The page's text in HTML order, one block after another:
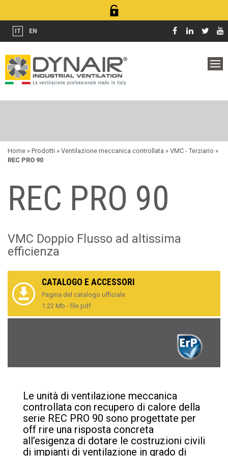
IT EN
Home » Prodotti » Ventilazione meccanica controllata » VMC - Terziario »
REC PRO 90
REC PRO 90
VMC Doppio Flusso ad altissima
efficienza
CATALOGO E ACCESSORI
Pagina del catalogo ufficiale
1.22 Mb - file pdf
Le unità di ventilazione meccanica
controllata con recupero di calore della
serie REC PRO 90 sono progettate per
off rire una risposta concreta
all’esigenza di dotare le costruzioni civili
di impianti di ventilazione in grado di